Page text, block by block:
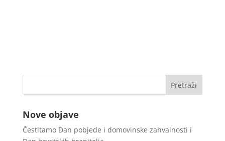
Nove objave
Čestitamo Dan pobjede i domovinske zahvalnosti i